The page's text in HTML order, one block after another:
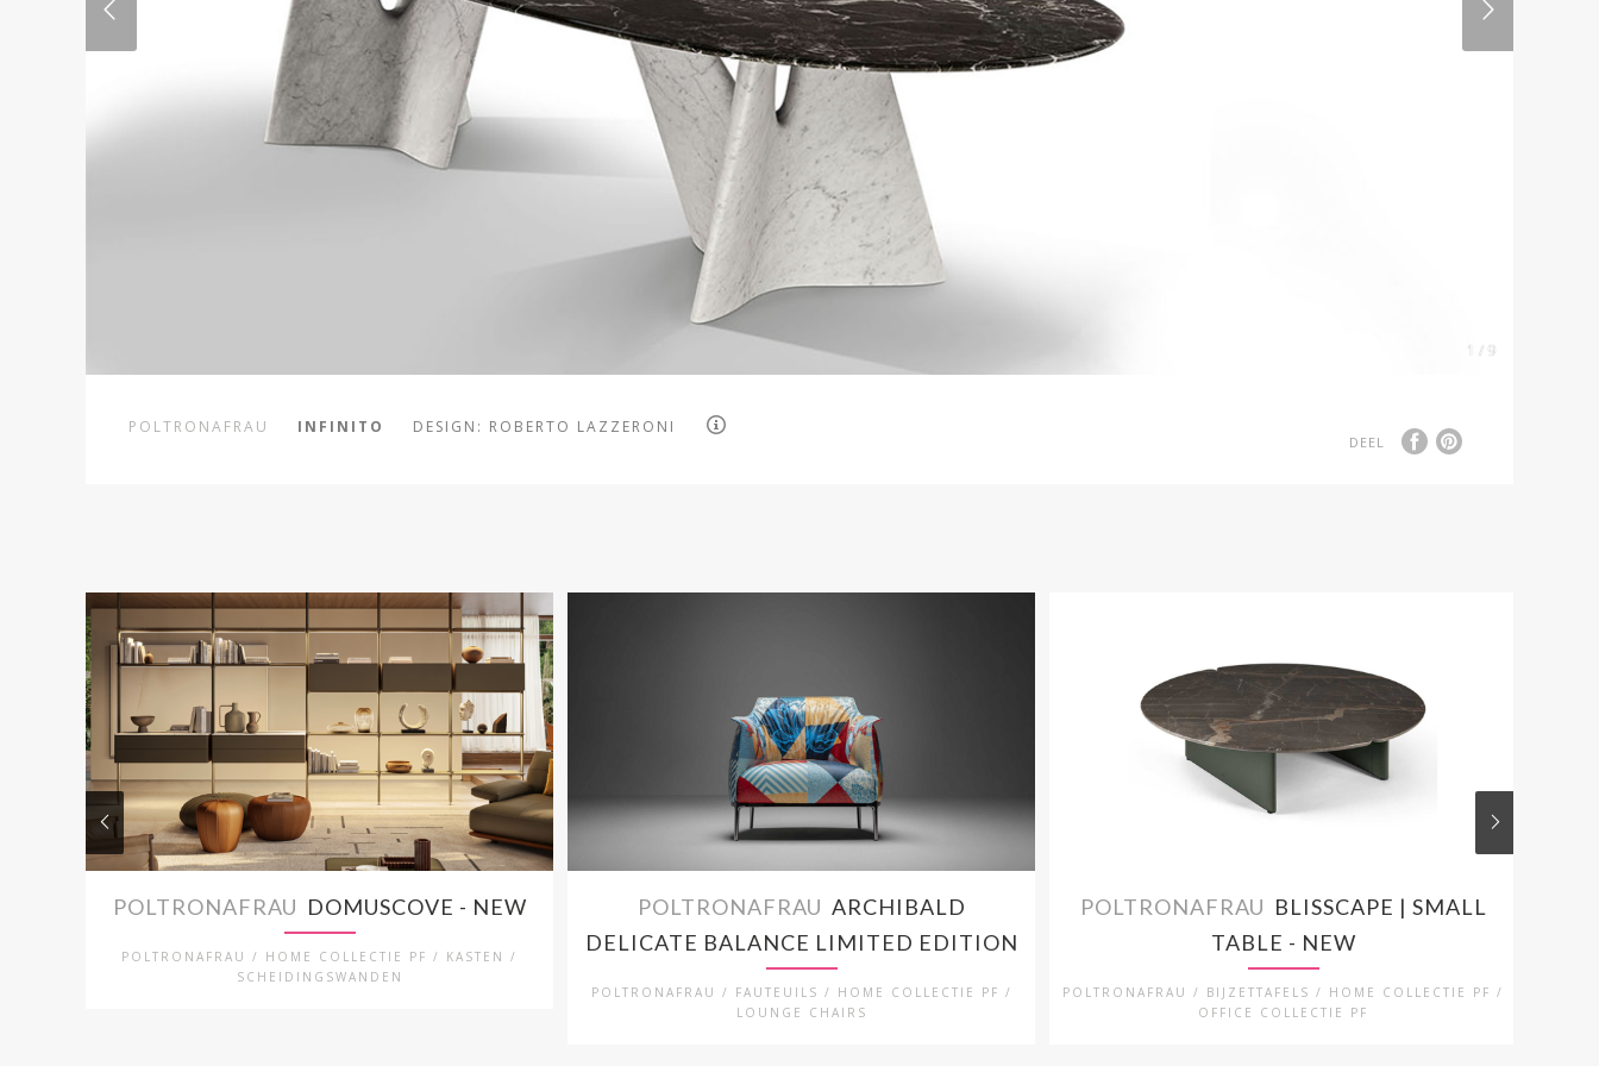
1 / 9
POLTRONAFRAU INFINITO DESIGN: ROBERTO LAZZERONI
DEEL
POLTRONAFRAU DOMUSCOVE - NEW
POLTRONAFRAU / HOME COLLECTIE PF / KASTEN /
SCHEIDINGSWANDEN
POLTRONAFRAU ARCHIBALD
DELICATE BALANCE LIMITED EDITION
POLTRONAFRAU / FAUTEUILS / HOME COLLECTIE PF /
LOUNGE CHAIRS
POLTRONAFRAU BLISSCAPE | SMALL
TABLE - NEW
POLTRONAFRAU / BIJZETTAFELS / HOME COLLECTIE PF /
OFFICE COLLECTIE PF